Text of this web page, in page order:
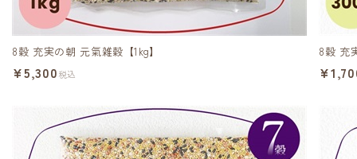
8穀 充実の朝 元氣雑穀【1kg】
¥5,300税込
8穀 充